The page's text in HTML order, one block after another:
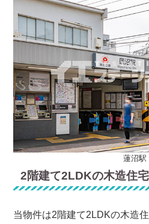
蓮沼駅
2階建て2LDKの木造住宅
当物件は2階建て2LDKの木造住